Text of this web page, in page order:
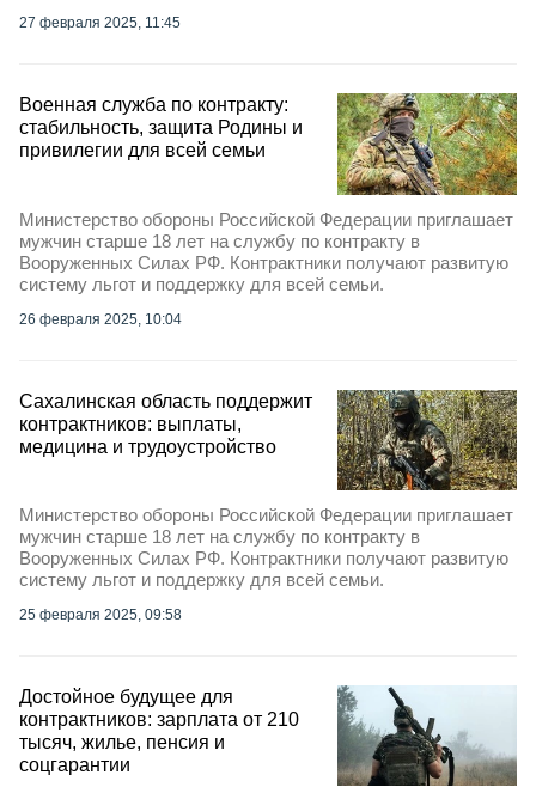
27 февраля 2025, 11:45
Военная служба по контракту:
стабильность, защита Родины и
привилегии для всей семьи
Министерство обороны Российской Федерации приглашает
мужчин старше 18 лет на службу по контракту в
Вооруженных Силах РФ. Контрактники получают развитую
систему льгот и поддержку для всей семьи.
26 февраля 2025, 10:04
Сахалинская область поддержит
контрактников: выплаты,
медицина и трудоустройство
Министерство обороны Российской Федерации приглашает
мужчин старше 18 лет на службу по контракту в
Вооруженных Силах РФ. Контрактники получают развитую
систему льгот и поддержку для всей семьи.
25 февраля 2025, 09:58
Достойное будущее для
контрактников: зарплата от 210
тысяч, жилье, пенсия и
соцгарантии